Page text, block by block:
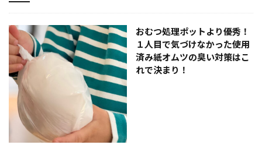
おむつ処理ポットより優秀！
１人目で気づけなかった使用
済み紙オムツの臭い対策はこ
れで決まり！
クレイアニメーション
PIXAR
SPY×FAMILY
Suicaのペンギン
アニア
アニメ
イルイルゴンチル
ウルトラマン
エリックカール
おさるのジョージ
ドラゴンクエスト
コアラのマーチ
さかざきちはる
シルバニアファミリー
スパイファミリー
すみっコぐらし